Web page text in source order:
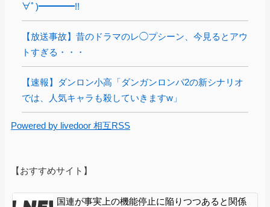
∀ﾟ)━━━━!!
【放送事故】昔のドラマのレ◯プシーン、今見るとアウ
トすぎる・・・
【速報】ダンロン小高「ダンガンロンパ2の新シナリオ
では、人気キャラも殺していきますw」
Powered by livedoor 相互RSS
【おすすめサイト】
国連が事実上の機能停止に陥りつつあると関係